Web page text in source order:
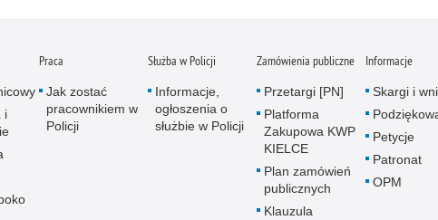
i
Praca
Jak zostać
pracownikiem w
Policji
Służba w Policji
Informacje,
ogłoszenia o
służbie w Policji
Zamówienia publiczne
Przetargi [PN]
Platforma
Zakupowa KWP
KIELCE
Plan zamówień
publicznych
Klauzula
Informacje
Skargi i
Petycje
Patronat
OPM